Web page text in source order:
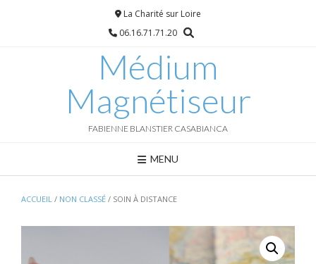
La Charité sur Loire
06.16.71.71.20
Médium
Magnétiseur
FABIENNE BLANSTIER CASABIANCA
MENU
ACCUEIL / NON CLASSÉ / SOIN À DISTANCE